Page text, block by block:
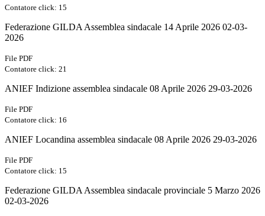
Contatore click: 15
Federazione GILDA Assemblea sindacale 14 Aprile 2026 02-03-
2026
File PDF
Contatore click: 21
ANIEF Indizione assemblea sindacale 08 Aprile 2026 29-03-2026
File PDF
Contatore click: 16
ANIEF Locandina assemblea sindacale 08 Aprile 2026 29-03-2026
File PDF
Contatore click: 15
Federazione GILDA Assemblea sindacale provinciale 5 Marzo 2026
02-03-2026